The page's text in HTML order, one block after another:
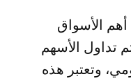
الأسواق
تداول الأسهم
وتعتبر هذه